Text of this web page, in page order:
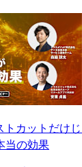
トカットだけ
当の効果